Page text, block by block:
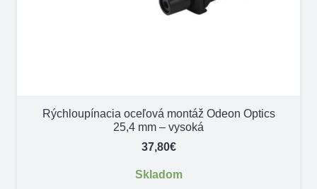
Rýchloupínacia oceľová montáž Odeon Optics
25,4 mm – vysoká
37,80€
Skladom